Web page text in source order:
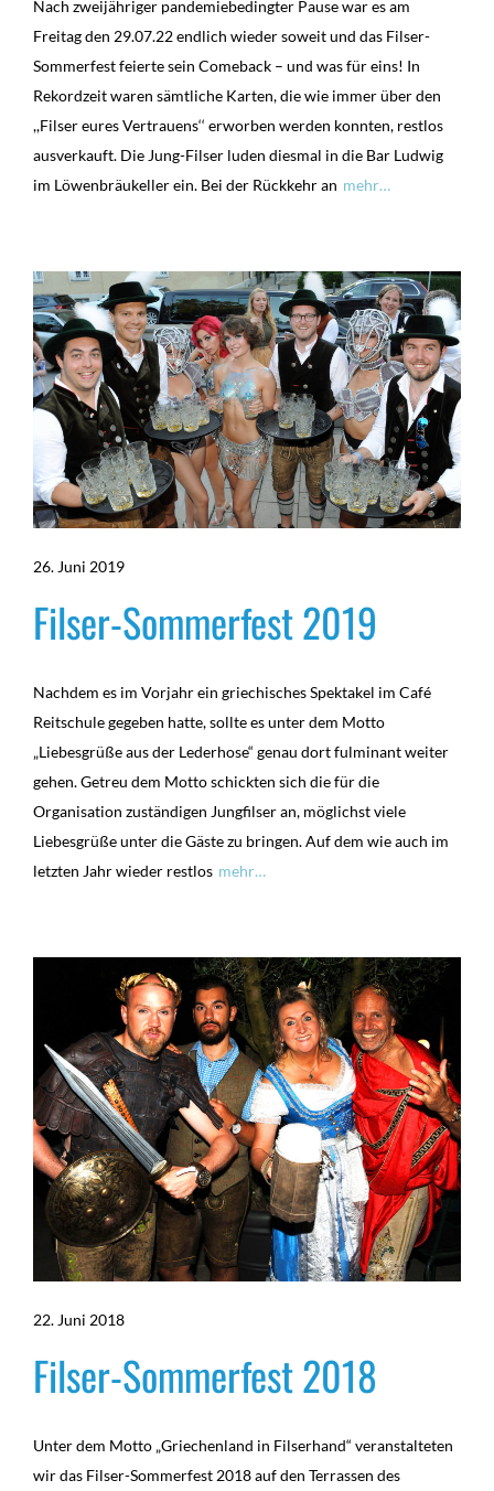
Nach zweijähriger pandemiebedingter Pause war es am
Freitag den 29.07.22 endlich wieder soweit und das Filser-
Sommerfest feierte sein Comeback – und was für eins! In
Rekordzeit waren sämtliche Karten, die wie immer über den
,,Filser eures Vertrauens‘‘ erworben werden konnten, restlos
ausverkauft. Die Jung-Filser luden diesmal in die Bar Ludwig
im Löwenbräukeller ein. Bei der Rückkehr an mehr…
26. Juni 2019
Filser-Sommerfest 2019
Nachdem es im Vorjahr ein griechisches Spektakel im Café
Reitschule gegeben hatte, sollte es unter dem Motto
„Liebesgrüße aus der Lederhose“ genau dort fulminant weiter
gehen. Getreu dem Motto schickten sich die für die
Organisation zuständigen Jungfilser an, möglichst viele
Liebesgrüße unter die Gäste zu bringen. Auf dem wie auch im
letzten Jahr wieder restlos mehr…
22. Juni 2018
Filser-Sommerfest 2018
Unter dem Motto „Griechenland in Filserhand“ veranstalteten
wir das Filser-Sommerfest 2018 auf den Terrassen des